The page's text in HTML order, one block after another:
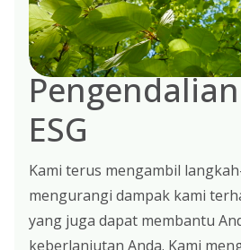
ESG
Kami terus mengambil
mengurangi dampak kami
yang juga dapat membantu
keberlanjutan Anda. Kami